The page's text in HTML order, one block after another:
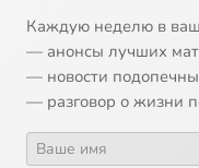
Каждую неделю в
— анонсы лучших
— новости
— разговор о жизни